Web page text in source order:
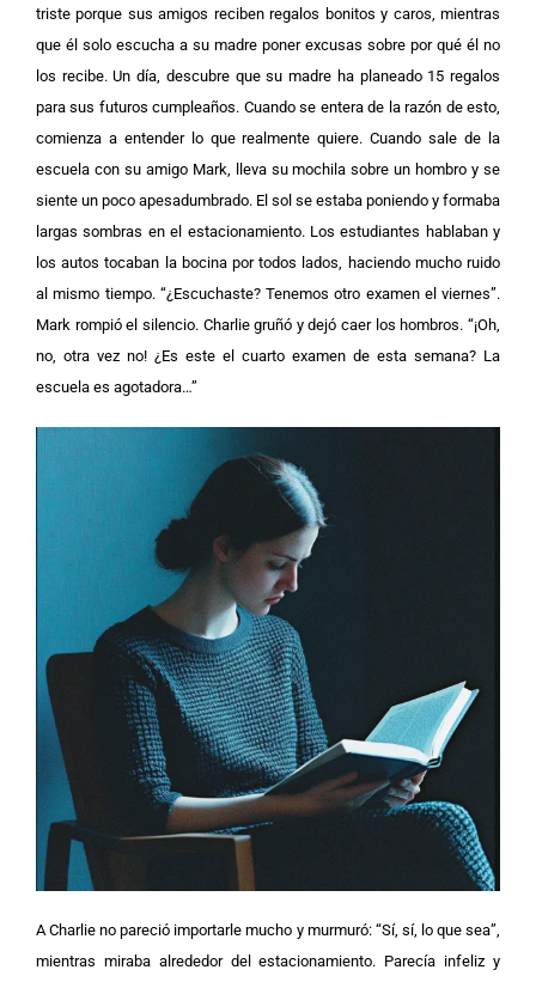
triste porque sus amigos reciben regalos bonitos y caros, mientras
que él solo escucha a su madre poner excusas sobre por qué él no
los recibe. Un día, descubre que su madre ha planeado 15 regalos
para sus futuros cumpleaños. Cuando se entera de la razón de esto,
comienza a entender lo que realmente quiere. Cuando sale de la
escuela con su amigo Mark, lleva su mochila sobre un hombro y se
siente un poco apesadumbrado. El sol se estaba poniendo y formaba
largas sombras en el estacionamiento. Los estudiantes hablaban y
los autos tocaban la bocina por todos lados, haciendo mucho ruido
al mismo tiempo. “¿Escuchaste? Tenemos otro examen el viernes”.
Mark rompió el silencio. Charlie gruñó y dejó caer los hombros. “¡Oh,
no, otra vez no! ¿Es este el cuarto examen de esta semana? La
escuela es agotadora…”
A Charlie no pareció importarle mucho y murmuró: “Sí, sí, lo que sea”,
mientras miraba alrededor del estacionamiento. Parecía infeliz y